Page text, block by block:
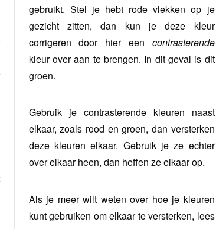
gebruikt. Stel je hebt rode vlekken op je
gezicht zitten, dan kun je deze kleur
corrigeren door hier een contrasterende
kleur over aan te brengen. In dit geval is dit
groen.
Gebruik je contrasterende kleuren naast
elkaar, zoals rood en groen, dan versterken
deze kleuren elkaar. Gebruik je ze echter
over elkaar heen, dan heffen ze elkaar op.
Als je meer wilt weten over hoe je kleuren
kunt gebruiken om elkaar te versterken, lees